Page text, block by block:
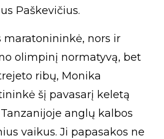
Paškevičius.
maratonininkė, nors ir
olimpinį normatyvą, bet
ribų, Monika
šį pavasarį keletą
anglų kalbos
vaikus. Ji papasakos ne